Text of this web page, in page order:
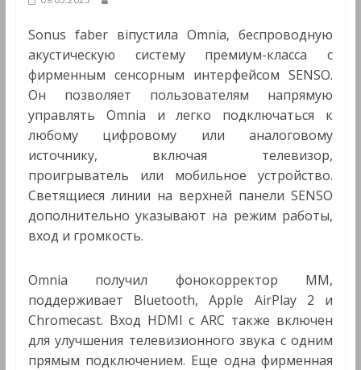
Мультимедиа
Sonus faber віпустила Omnia, беспроводную
акустическую систему премиум-класса с
фирменным сенсорным интерфейсом SENSO.
Он позволяет пользователям напрямую
управлять Omnia и легко подключаться к
любому цифровому или аналоговому
источнику, включая телевизор,
проигрыватель или мобильное устройство.
Светящиеся линии на верхней панели SENSO
дополнительно указывают на режим работы,
вход и громкость.
Omnia получил фонокорректор MM,
поддерживает Bluetooth, Apple AirPlay 2 и
Chromecast. Вход HDMI c ARC также включен
для улучшения телевизионного звука с одним
прямым подключением. Еще одна фирменная